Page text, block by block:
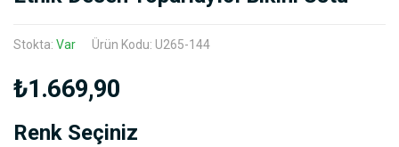
Stokta: Var Ürün Kodu: U265-144
₺1.669,90
Renk Seçiniz